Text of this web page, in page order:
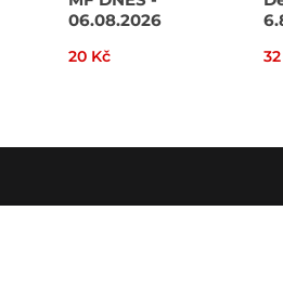
06.08.2026
20 Kč